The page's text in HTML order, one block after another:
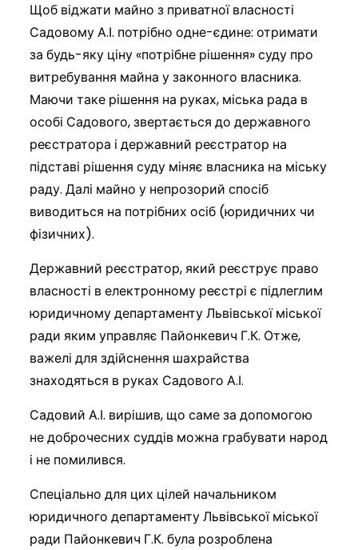
Щоб віджати майно з приватної власності
Садовому А.І. потрібно одне-єдине: отримати
за будь-яку ціну «потрібне рішення» суду про
витребування майна у законного власника.
Маючи таке рішення на руках, міська рада в
особі Садового, звертається до державного
реєстратора і державний реєстратор на
підставі рішення суду міняє власника на міську
раду. Далі майно у непрозорий спосіб
виводиться на потрібних осіб (юридичних чи
фізичних).
Державний реєстратор, який реєструє право
власності в електронному реєстрі є підлеглим
юридичному департаменту Львівської міської
ради яким управляє Пайонкевич Г.К. Отже,
важелі для здійснення шахрайства
знаходяться в руках Садового А.І.
Садовий А.І. вирішив, що саме за допомогою
не доброчесних суддів можна грабувати народ
і не помилився.
Спеціально для цих цілей начальником
юридичного департаменту Львівської міської
ради Пайонкевич Г.К. була розроблена